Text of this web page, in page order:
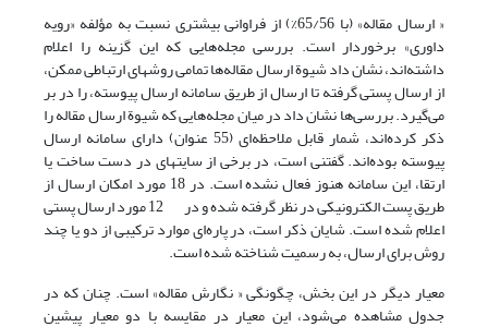
« ارسال مقاله» (با 65/56%) از فراوانی بیشتری نسبت به مؤلفه «رویه
داوری» برخوردار است. بررسی مجله‌هایی که این گزینه را اعلام
داشته‌اند، نشان داد شیوة ارسال مقاله‌ها تمامی روشهای ارتباطی ممکن،
از ارسال پستی گرفته تا ارسال از طریق سامانه ارسال پیوسته، را در بر
می‌گیرد. بررسی‌ها نشان داد در میان مجله‌هایی که شیوة ارسال مقاله را
ذکر کرده‌اند، شمار قابل ملاحظه‌ای (55 عنوان) دارای سامانه ارسال
پیوسته بوده‌اند. گفتنی است، در برخی از سایتهای در دست ساخت یا
ارتقا، این سامانه هنوز فعال نشده است. در 18 مورد امکان ارسال از
طریق پست الکترونیکی در نظر گرفته شده و در 12 مورد ارسال پستی
اعلام شده است. شایان ذکر است، در پاره‌ای موارد ترکیبی از دو یا چند
روش برای ارسال، به رسمیت شناخته شده است.
معیار دیگر در این بخش، چگونگی « نگارش مقاله» است. چنان‌ که در
جدول مشاهده می‌شود، این معیار در مقایسه با دو معیار پیشین